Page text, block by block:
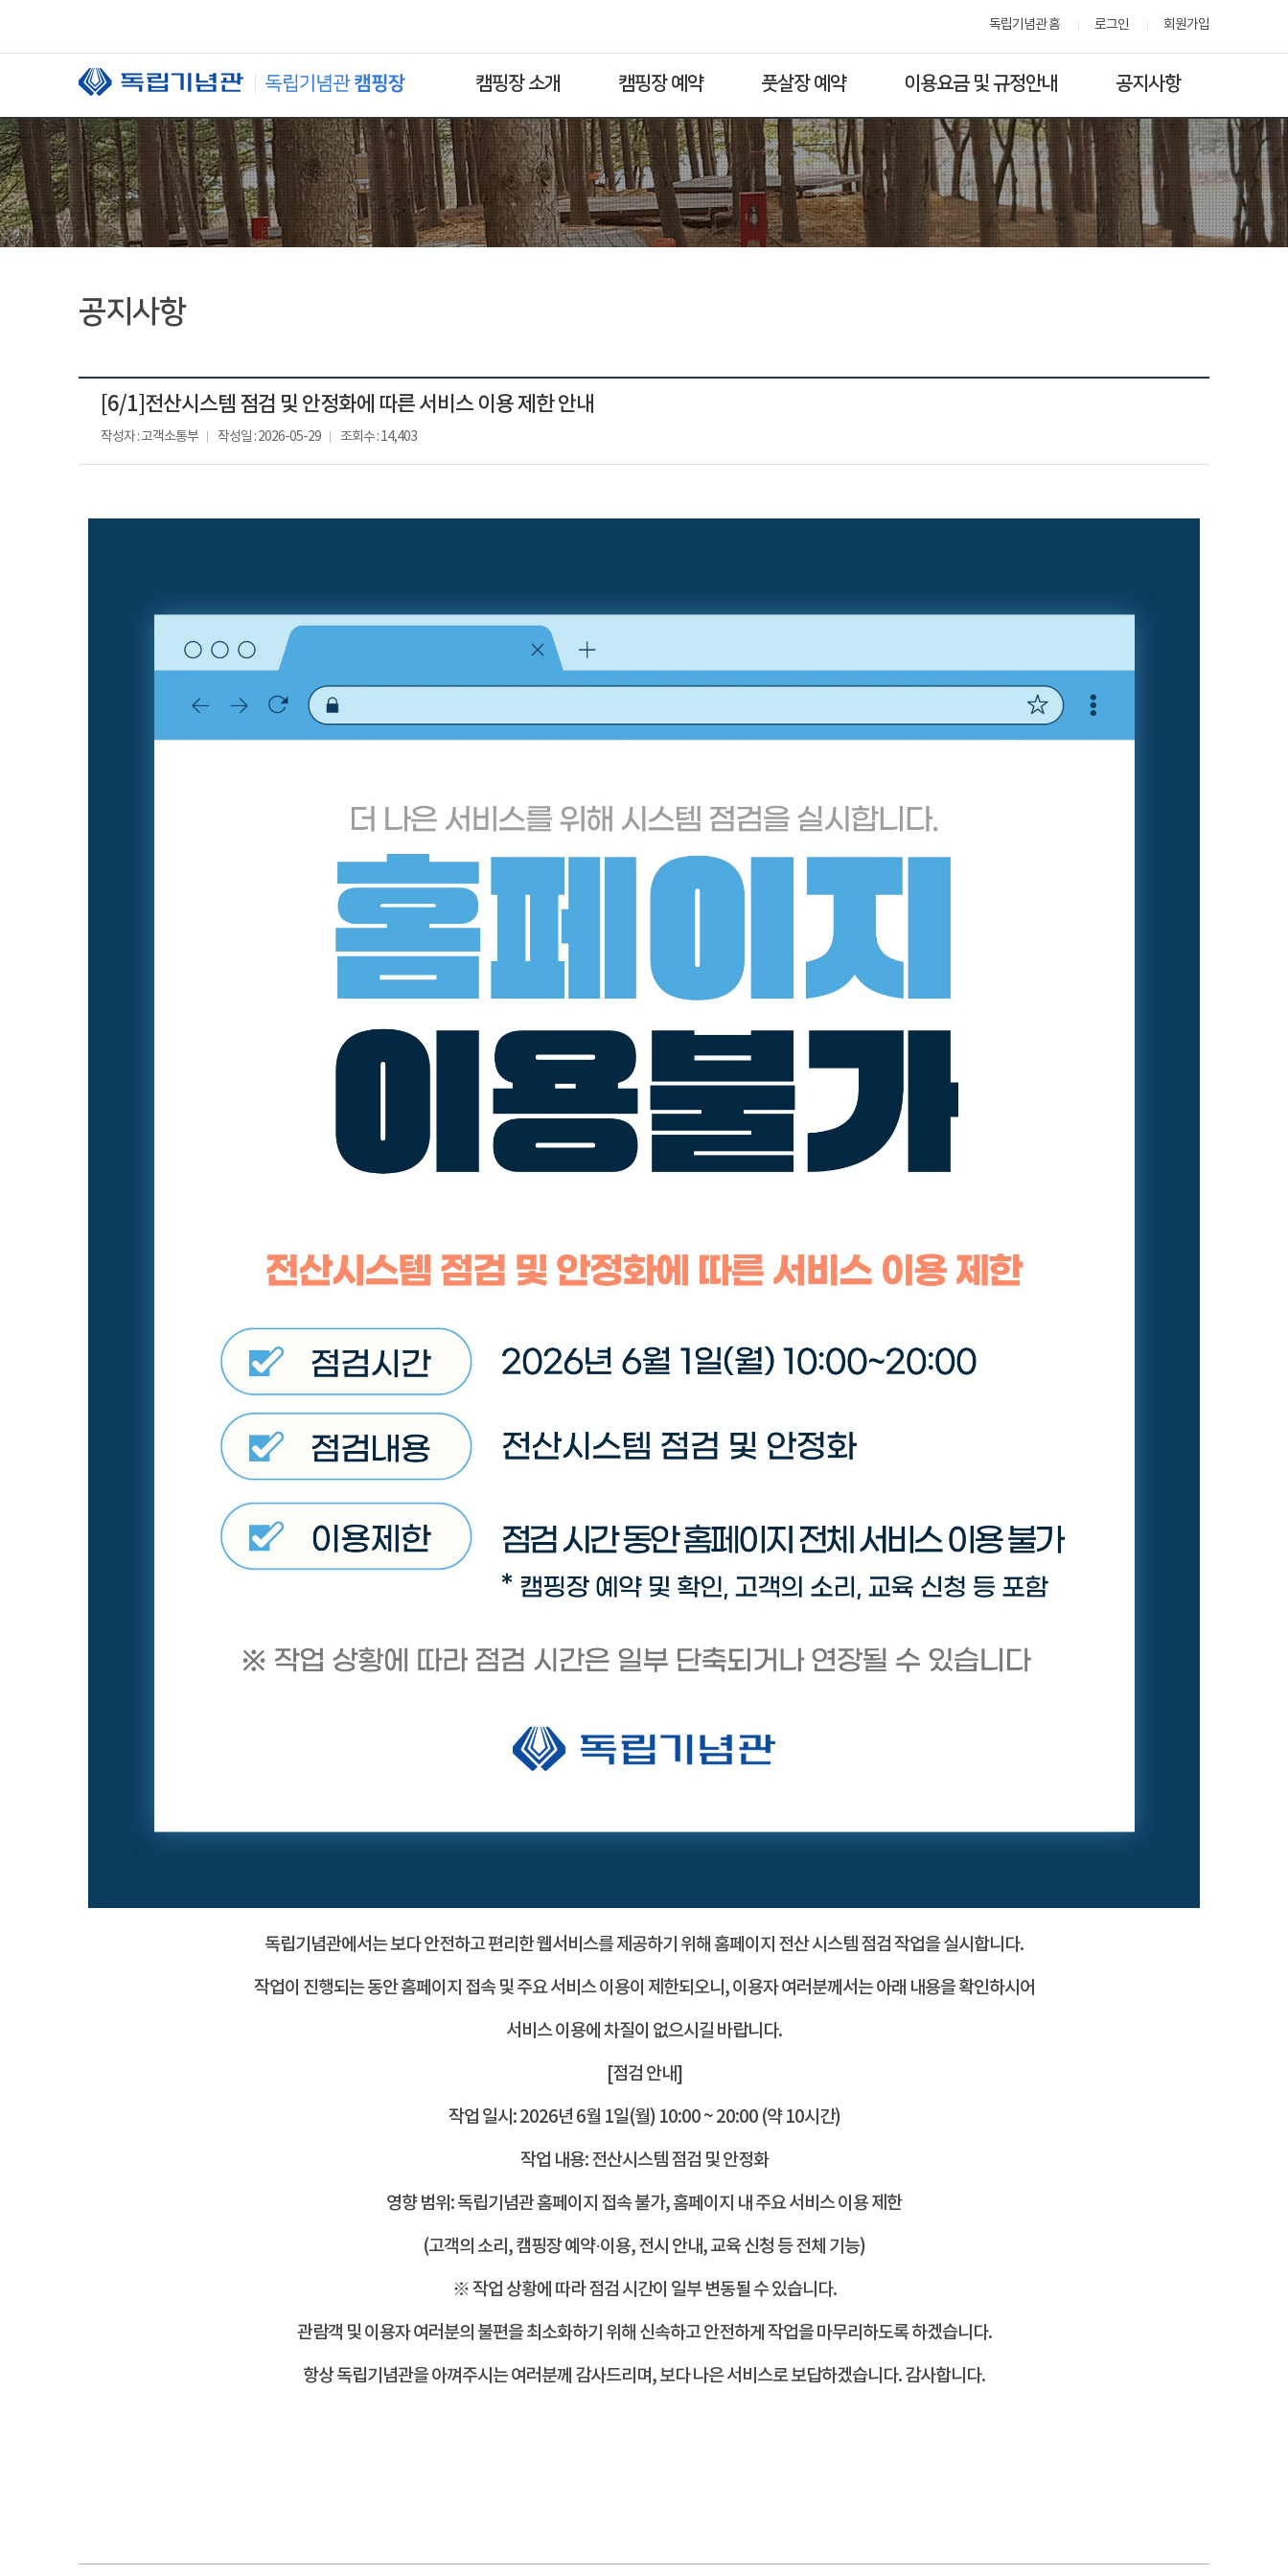
독립기념관 홈 로그인 회원가입
캠핑장 소개 캠핑장 예약 풋살장 예약 이용요금 및 규정안내 공지사항
공지사항
[6/1]전산시스템 점검 및 안정화에 따른 서비스 이용 제한 안내
작성자 : 고객소통부 작성일 : 2026-05-29 조회수 : 14,403
독립기념관에서는 보다 안전하고 편리한 웹서비스를 제공하기 위해 홈페이지 전산 시스템 점검 작업을 실시합니다.
작업이 진행되는 동안 홈페이지 접속 및 주요 서비스 이용이 제한되오니, 이용자 여러분께서는 아래 내용을 확인하시어
서비스 이용에 차질이 없으시길 바랍니다.
[점검 안내]
작업 일시: 2026년 6월 1일(월) 10:00 ~ 20:00 (약 10시간)
작업 내용: 전산시스템 점검 및 안정화
영향 범위: 독립기념관 홈페이지 접속 불가, 홈페이지 내 주요 서비스 이용 제한
(고객의 소리, 캠핑장 예약·이용, 전시 안내, 교육 신청 등 전체 기능)
※ 작업 상황에 따라 점검 시간이 일부 변동될 수 있습니다.
관람객 및 이용자 여러분의 불편을 최소화하기 위해 신속하고안전하게 작업을 마무리하도록 하겠습니다.
항상 독립기념관을 아껴주시는 여러분께 감사드리며, 보다 나은 서비스로 보답하겠습니다. 감사합니다.